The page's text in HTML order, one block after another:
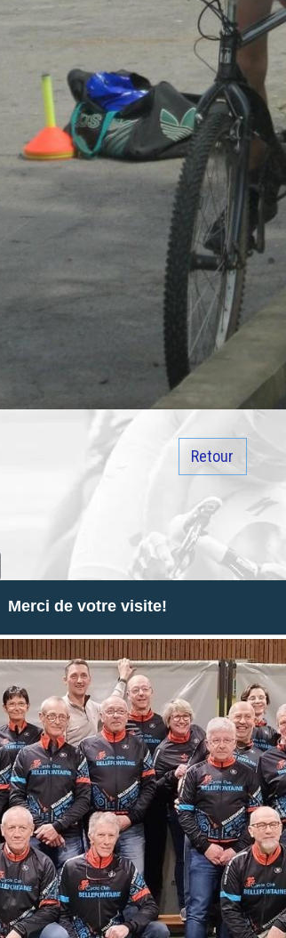
Retour
Merci de votre visite!